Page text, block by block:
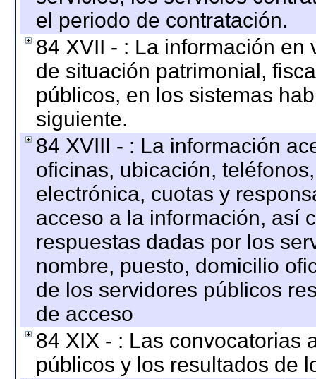
el periodo de contratación.
84 XVII - : La información
de situación patrimonial,
públicos, en los sistemas
siguiente.
84 XVIII - : La información
oficinas, ubicación,
electrónica, cuotas y
acceso a la información, así
respuestas dadas por los
nombre, puesto, domicilio
de los servidores públicos
de acceso
84 XIX - : Las convocatorias
públicos y los resultados de